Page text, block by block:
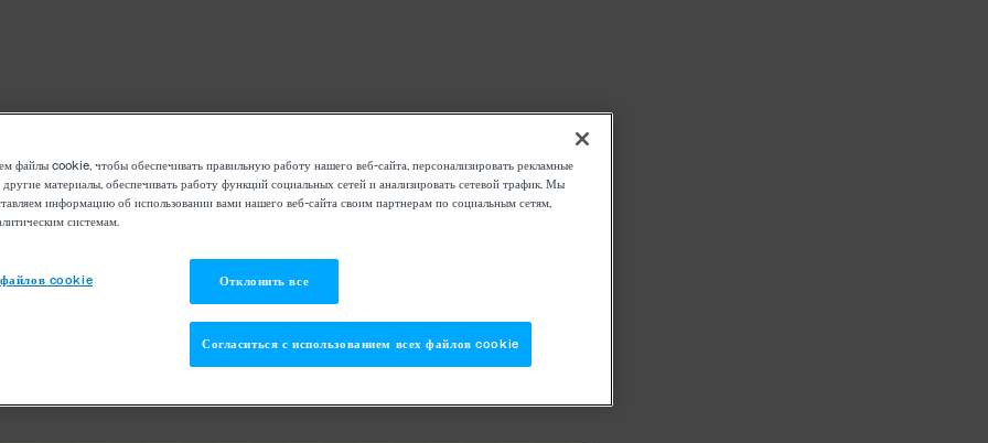
файлы cookie, чтобы обеспечивать правильную работу нашего веб-сайта, персонализировать рекламные
другие материалы, обеспечивать работу функций социальных сетей и анализировать сетевой трафик. Мы
информацию об использовании вами нашего веб-сайта своим партнерам по социальным сетям,
системам.
cookie Отклонить все
Согласиться с использованием всех файлов cookie